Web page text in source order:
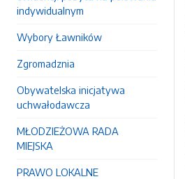
indywidualnym
Wybory Ławników
Zgromadznia
Obywatelska inicjatywa
uchwałodawcza
MŁODZIEŻOWA RADA
MIEJSKA
PRAWO LOKALNE